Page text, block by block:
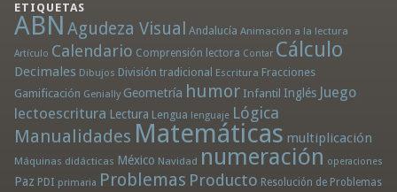
ETIQUETAS
ABN Agudeza Visual Andalucía Animación a la lectura
Artículo Calendario Comprensión lectora Contar Cálculo
Decimales Dibujos División tradicional Escritura Fracciones
Gamificación Genially Geometría humor Infantil Inglés Juego
lectoescritura Lectura Lengua lenguaje Lógica
Manualidades Matemáticas multiplicación
Máquinas didácticas México Navidad numeración operaciones
Paz PDI primaria Problemas Producto Resolución de Problemas